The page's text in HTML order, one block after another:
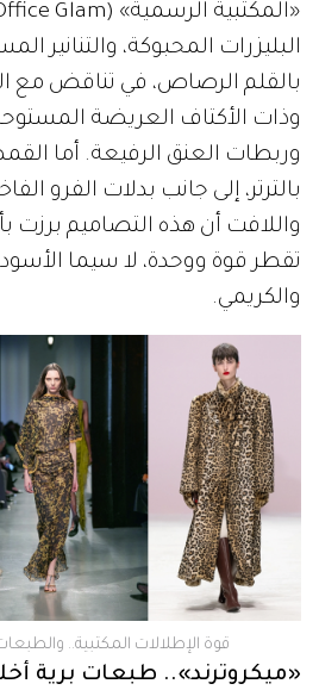
البليزرات المحبوكة، والتنانير
بالقلم الرصاص، في تناقض مع
وذات الأكتاف العريضة
وربطات العنق الرفيعة. أما
بالترتر، إلى جانب بدلات الفرو
واللافت أن هذه التصاميم برزت
تقطر قوة ووحدة، لا سيما الأسود
والكريمي.
قوة الإطلالات المكتبية..
«ميكروترند».. طبعات برية